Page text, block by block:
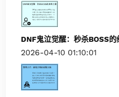
DNF鬼泣觉醒：秒杀BOSS的
2026-04-10 01:10:01